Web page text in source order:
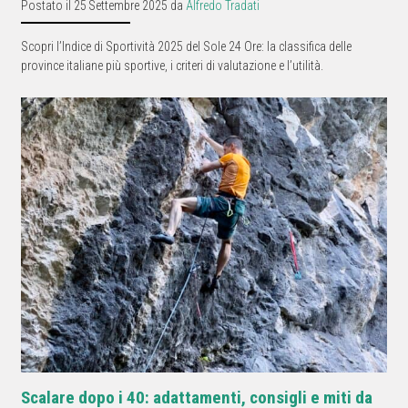
Postato il 25 Settembre 2025 da Alfredo Tradati
Scopri l’Indice di Sportività 2025 del Sole 24 Ore: la classifica delle
province italiane più sportive, i criteri di valutazione e l’utilità.
Scalare dopo i 40: adattamenti, consigli e miti da